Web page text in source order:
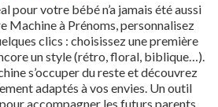
pour votre bébé n’a jamais été aussi
Machine à Prénoms, personnalisez
clics : choisissez une première
un style (rétro, floral, biblique…).
s’occuper du reste et découvrez
adaptés à vos envies. Un outil
accompagner les futurs parents